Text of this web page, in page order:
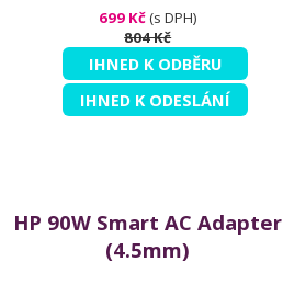
699 Kč(s DPH)
804 Kč
IHNED K ODBĚRU
IHNED K ODESLÁNÍ
HP 90W Smart AC Adapter
(4.5mm)